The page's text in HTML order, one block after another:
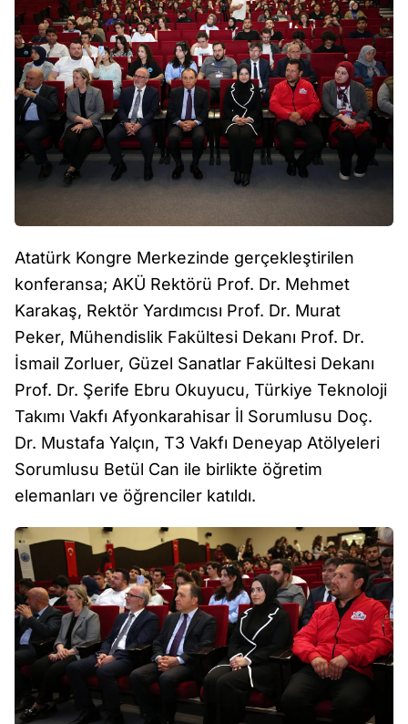
Atatürk Kongre Merkezinde gerçekleştirilen
konferansa; AKÜ Rektörü Prof. Dr. Mehmet
Karakaş, Rektör Yardımcısı Prof. Dr. Murat
Peker, Mühendislik Fakültesi Dekanı Prof. Dr.
İsmail Zorluer, Güzel Sanatlar Fakültesi Dekanı
Prof. Dr. Şerife Ebru Okuyucu, Türkiye Teknoloji
Takımı Vakfı Afyonkarahisar İl Sorumlusu Doç.
Dr. Mustafa Yalçın, T3 Vakfı Deneyap Atölyeleri
Sorumlusu Betül Can ile birlikte öğretim
elemanları ve öğrenciler katıldı.